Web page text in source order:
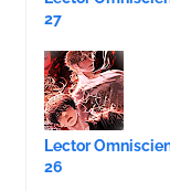
27
Lector
26